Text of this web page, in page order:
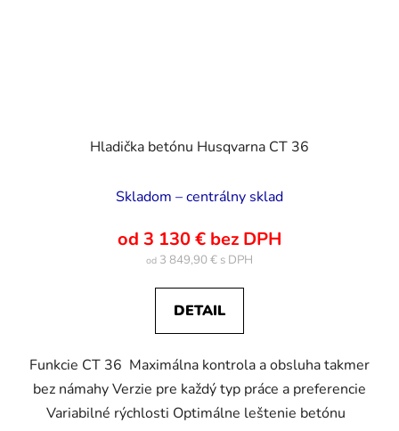
Hladička betónu Husqvarna CT 36
Skladom – centrálny sklad
od 3 130 € bez DPH
od 3 849,90 €
DETAIL
Funkcie CT 36 Maximálna kontrola a obsluha takmer
bez námahy Verzie pre každý typ práce a preferencie
Variabilné rýchlosti Optimálne leštenie betónu